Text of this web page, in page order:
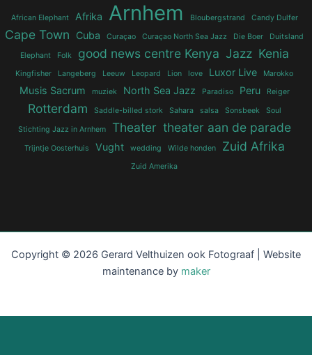
African Elephant Afrika Arnhem Bloubergstrand Candy Dulfer
Cape Town Cuba Curaçao Curaçao North Sea Jazz Die Boer Duitsland
Elephant Folk good news centre Kenya Jazz Kenia
Kingfisher Langeberg Leeuw Leopard Lion love Luxor Live Marokko
Musis Sacrum muziek North Sea Jazz Paradiso Peru Reiger
Rotterdam Saddle-billed stork Sahara salsa Sonsbeek Soul
Stichting Jazz in Arnhem Theater theater aan de parade
Trijntje Oosterhuis Vught wedding Wilde honden Zuid Afrika
Zuid Amerika
Copyright © 2026 Gerard Velthuizen ook Fotograaf | Website
maintenance by maker